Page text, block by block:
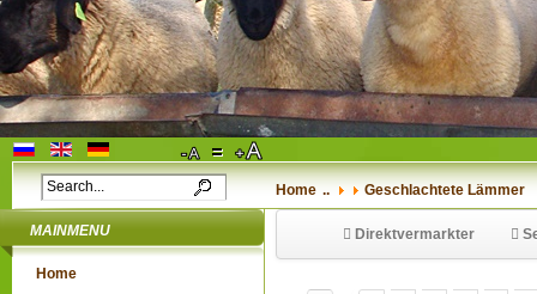
Home .. Geschlachtete Lämmer
MAINMENU
Home
Direktvermarkter